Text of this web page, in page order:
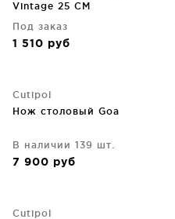
Vintage 25 CM
Под заказ
1 510 руб
Cutipol
Нож столовый Goa
В наличии 139 шт.
7 900 руб
Cutipol